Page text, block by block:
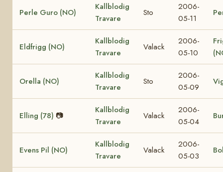
Perle Guro (NO)
Kallblodig
Travare
Sto
2006-
05-11
Eldfrigg (NO)
Kallblodig
Travare
Valack
2006-
05-10
Orella (NO)
Kallblodig
Travare
Sto
2006-
05-09
Elling (78) 📷
Kallblodig
Travare
Valack
2006-
05-04
Evens Pil (NO)
Kallblodig
Travare
Valack
2006-
05-03